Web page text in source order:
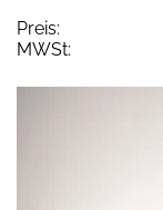
Preis:
MWSt: